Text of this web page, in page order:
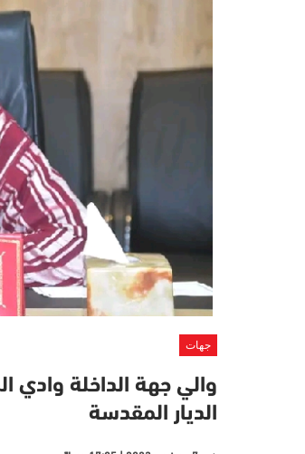
جهات
والي جهة الداخلة وادي
الديار المقدسة